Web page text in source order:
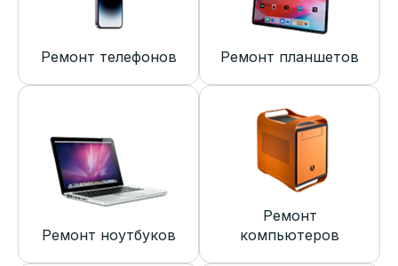
Ремонт телефонов Ремонт планшетов
Ремонт ноутбуков
Ремонт
компьютеров